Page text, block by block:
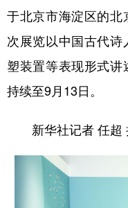
于北京市海淀区的
次展览以中国古代
塑装置等表现形式
持续至9月13日。
新华社记者 任超